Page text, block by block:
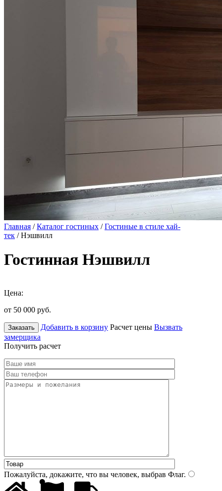
Главная /Каталог гостиных /Гостиные в стиле хай-
тек / Нэшвилл
Гостинная Нэшвилл
Цена:
от 50 000 руб.
Заказать Добавить в корзину Расчет цены Вызвать
замерщика
Получить расчет
Пожалуйста, докажите, что вы человек, выбрав Флаг.